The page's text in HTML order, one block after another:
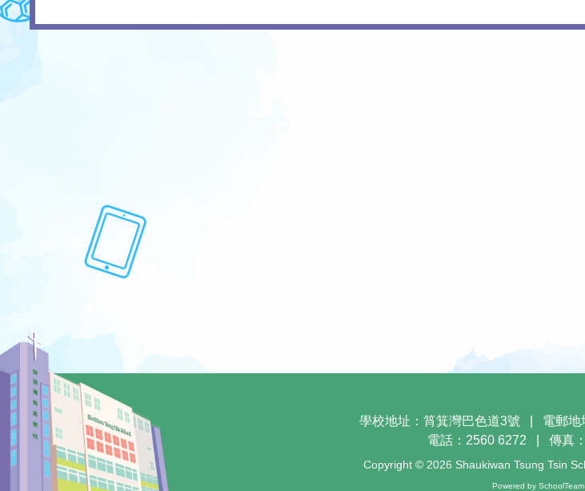
學校地址：筲箕灣巴色道3號 電郵地
電話：2560 6272
傳真
Copyright © 2026 Shaukiwan Tsung Tsin
Powered by SchoolTeam